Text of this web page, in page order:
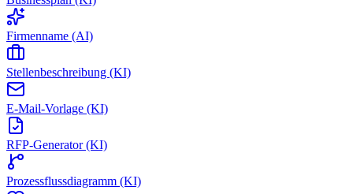
Firmenname (AI)
Stellenbeschreibung (KI)
E-Mail-Vorlage (KI)
RFP-Generator (KI)
Prozessflussdiagramm (KI)